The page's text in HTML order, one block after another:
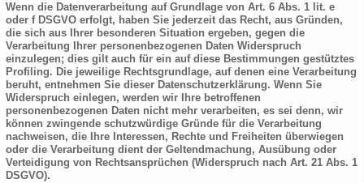
Wenn die Datenverarbeitung auf Grundlage von Art. 6 Abs. 1 lit. e
oder f DSGVO erfolgt, haben Sie jederzeit das Recht, aus Gründen,
die sich aus Ihrer besonderen Situation ergeben, gegen die
Verarbeitung Ihrer personenbezogenen Daten Widerspruch
einzulegen; dies gilt auch für ein auf diese Bestimmungen gestütztes
Profiling. Die jeweilige Rechtsgrundlage, auf denen eine Verarbeitung
beruht, entnehmen Sie dieser Datenschutzerklärung. Wenn Sie
Widerspruch einlegen, werden wir Ihre betroffenen
personenbezogenen Daten nicht mehr verarbeiten, es sei denn, wir
können zwingende schutzwürdige Gründe für die Verarbeitung
nachweisen, die Ihre Interessen, Rechte und Freiheiten überwiegen
oder die Verarbeitung dient der Geltendmachung, Ausübung oder
Verteidigung von Rechtsansprüchen (Widerspruch nach Art. 21 Abs. 1
DSGVO).